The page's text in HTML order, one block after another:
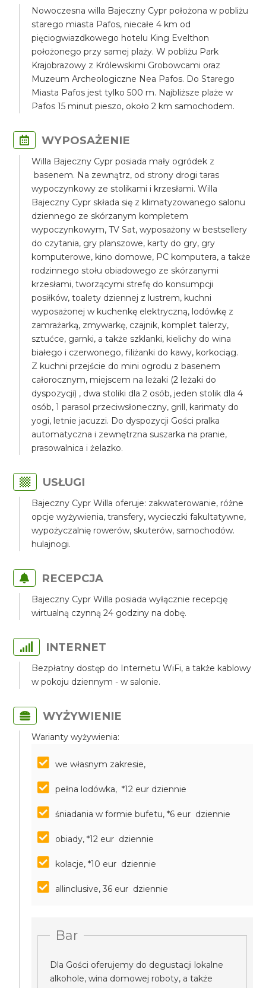
Nowoczesna willa Bajeczny Cypr położona w pobliżu
starego miasta Pafos, niecałe 4 km od
pięciogwiazdkowego hotelu King Evelthon
położonego przy samej plaży. W pobliżu Park
Krajobrazowy z Królewskimi Grobowcami oraz
Muzeum Archeologiczne Nea Pafos. Do Starego
Miasta Pafos jest tylko 500 m. Najbliższe plaże w
Pafos 15 minut pieszo, około 2 km samochodem.
WYPOSAŻENIE
Willa Bajeczny Cypr posiada mały ogródek z
basenem. Na zewnątrz, od strony drogi taras
wypoczynkowy ze stolikami i krzesłami. Willa
Bajeczny Cypr składa się z klimatyzowanego salonu
dziennego ze skórzanym kompletem
wypoczynkowym, TV Sat, wyposażony w bestsellery
do czytania, gry planszowe, karty do gry, gry
komputerowe, kino domowe, PC komputera, a także
rodzinnego stołu obiadowego ze skórzanymi
krzesłami, tworzącymi strefę do konsumpcji
posiłków, toalety dziennej z lustrem, kuchni
wyposażonej w kuchenkę elektryczną, lodówkę z
zamrażarką, zmywarkę, czajnik, komplet talerzy,
sztućce, garnki, a także szklanki, kielichy do wina
białego i czerwonego, filiżanki do kawy, korkociąg.
Z kuchni przejście do mini ogrodu z basenem
całorocznym, miejscem na leżaki (2 leżaki do
dyspozycji) , dwa stoliki dla 2 osób, jeden stolik dla 4
osób, 1 parasol przeciwsłoneczny, grill, karimaty do
yogi, letnie jacuzzi. Do dyspozycji Gości pralka
automatyczna i zewnętrzna suszarka na pranie,
prasowalnica i żelazko.
USŁUGI
Bajeczny Cypr Willa oferuje: zakwaterowanie, różne
opcje wyżywienia, transfery, wycieczki fakultatywne,
wypożyczalnię rowerów, skuterów, samochodów.
hulajnogi.
RECEPCJA
Bajeczny Cypr Willa posiada wyłącznie recepcję
wirtualną czynną 24 godziny na dobę.
INTERNET
Bezpłatny dostęp do Internetu WiFi, a także kablowy
w pokoju dziennym - w salonie.
WYŻYWIENIE
Warianty wyżywienia:
we własnym zakresie,
pełna lodówka, *12 eur dziennie
śniadania w formie bufetu, *6 eur dziennie
obiady, *12 eur dziennie
kolacje, *10 eur dziennie
allinclusive, 36 eur dziennie
Bar
Dla Gości oferujemy do degustacji lokalne
alkohole, wina domowej roboty, a także